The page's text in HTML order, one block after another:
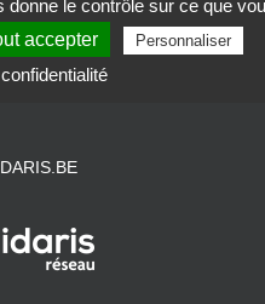
le contrôle sur ce que
accepter Personnaliser